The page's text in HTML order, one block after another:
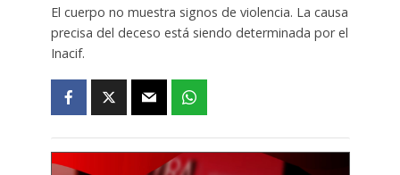
El cuerpo no muestra signos de violencia. La causa
precisa del deceso está siendo determinada por el
Inacif.